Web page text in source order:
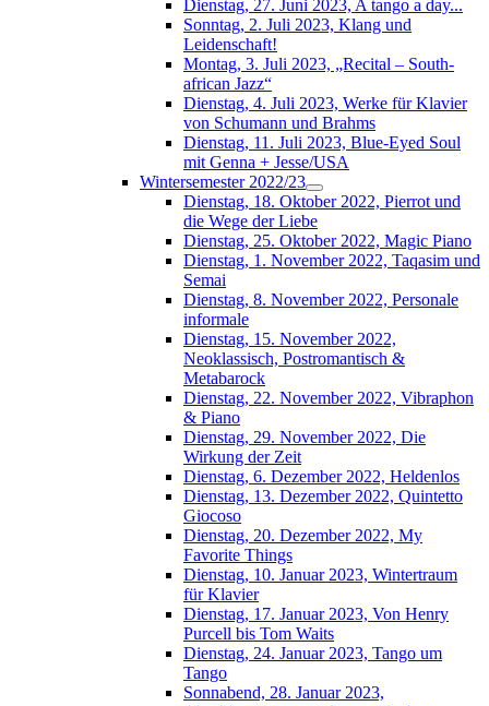
Dienstag, 27. Juni 2023, A tango a day...
Sonntag, 2. Juli 2023, Klang und
Leidenschaft!
Montag, 3. Juli 2023, „Recital – South-
african Jazz“
Dienstag, 4. Juli 2023, Werke für Klavier
von Schumann und Brahms
Dienstag, 11. Juli 2023, Blue-Eyed Soul
mit Genna + Jesse/USA
Wintersemester 2022/23
Dienstag, 18. Oktober 2022, Pierrot und
die Wege der Liebe
Dienstag, 25. Oktober 2022, Magic Piano
Dienstag, 1. November 2022, Taqasim und
Semai
Dienstag, 8. November 2022, Personale
informale
Dienstag, 15. November 2022,
Neoklassisch, Postromantisch &
Metabarock
Dienstag, 22. November 2022, Vibraphon
& Piano
Dienstag, 29. November 2022, Die
Wirkung der Zeit
Dienstag, 6. Dezember 2022, Heldenlos
Dienstag, 13. Dezember 2022, Quintetto
Giocoso
Dienstag, 20. Dezember 2022, My
Favorite Things
Dienstag, 10. Januar 2023, Wintertraum
für Klavier
Dienstag, 17. Januar 2023, Von Henry
Purcell bis Tom Waits
Dienstag, 24. Januar 2023, Tango um
Tango
Sonnabend, 28. Januar 2023,